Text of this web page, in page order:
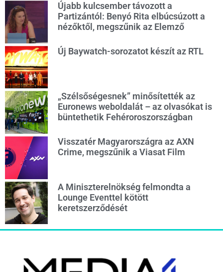
Újabb kulcsember távozott a
Partizántól: Benyó Rita elbúcsúzott a
nézőktől, megszűnik az Elemző
Új Baywatch-sorozatot készít az RTL
„Szélsőségesnek” minősítették az
Euronews weboldalát – az olvasókat is
büntethetik Fehéroroszországban
Visszatér Magyarországra az AXN
Crime, megszűnik a Viasat Film
A Miniszterelnökség felmondta a
Lounge Eventtel kötött
keretszerződését